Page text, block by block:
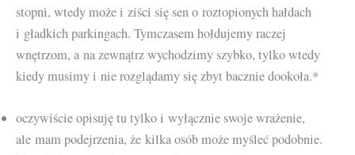
stopni, wtedy może i ziści się sen o roztopionych hałdach
i gładkich parkingach. Tymczasem hołdujemy raczej
wnętrzom, a na zewnątrz wychodzimy szybko, tylko wtedy
kiedy musimy i nie rozglądamy się zbyt bacznie dookoła.*
oczywiście opisuję tu tylko i wyłącznie swoje wrażenie,
ale mam podejrzenia, że kilka osób może myśleć podobnie.